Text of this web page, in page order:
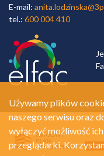
E-mail:
tel.: 600 004 410
Używamy plików
naszego serwisu oraz
wyłączyć możliwość
przeglądarki.